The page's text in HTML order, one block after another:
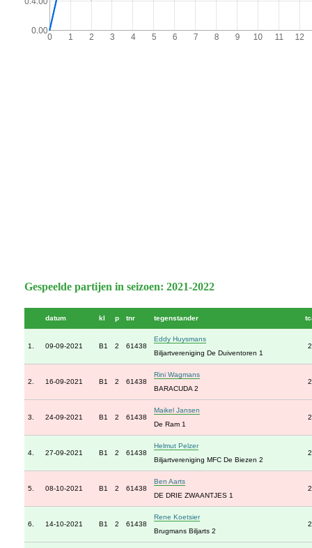
Gespeelde partijen in seizoen: 2021-2022
datum kl p tnr tegenstander
1. 09-09-2021 B1 2 61438
Eddy Huysmans
Biljartvereniging De Duiventoren 1
2. 16-09-2021 B1 2 61438
Rini Wagmans
BARACUDA 2
3. 24-09-2021 B1 2 61438
Maikel Jansen
De Ram 1
4. 27-09-2021 B1 2 61438
Helmut Pelzer
Biljartvereniging MFC De Biezen 2
5. 08-10-2021 B1 2 61438
Ben Aarts
DE DRIE ZWAANTJES 1
6. 14-10-2021 B1 2 61438
Rene Koetsier
Brugmans Biljarts 2